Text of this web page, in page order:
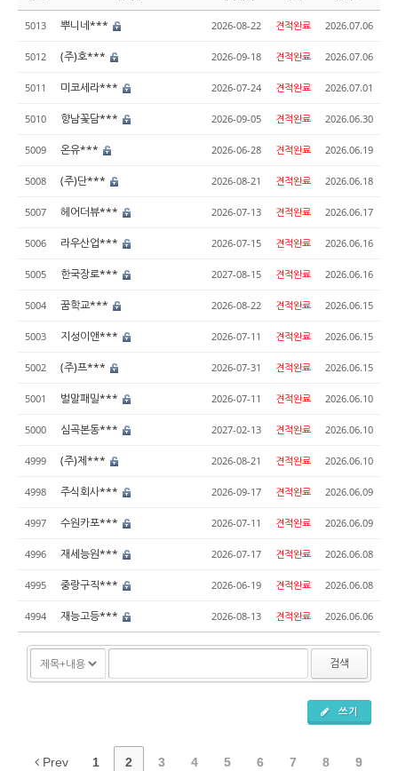
5013 뿌니네*** 2026-08-22 견적완료 2026.07.06
5012 (주)호*** 2026-09-18 견적완료 2026.07.06
5011 미코세라*** 2026-07-24 견적완료 2026.07.01
5010 향남꽃담*** 2026-09-05 견적완료 2026.06.30
5009 온유*** 2026-06-28 견적완료 2026.06.19
5008 (주)단*** 2026-08-21 견적완료 2026.06.18
5007 헤어더뷰*** 2026-07-13 견적완료 2026.06.17
5006 라우산업*** 2026-07-15 견적완료 2026.06.16
5005 한국장로*** 2027-08-15 견적완료 2026.06.16
5004 꿈학교*** 2026-08-22 견적완료 2026.06.15
5003 지성이앤*** 2026-07-11 견적완료 2026.06.15
5002 (주)프*** 2026-07-31 견적완료 2026.06.15
5001 벌말패밀*** 2026-07-11 견적완료 2026.06.10
5000 심곡본동*** 2027-02-13 견적완료 2026.06.10
4999 (주)제*** 2026-08-21 견적완료 2026.06.10
4998 주식회사*** 2026-09-17 견적완료 2026.06.09
4997 수원카포*** 2026-07-11 견적완료 2026.06.09
4996 재세능원*** 2026-07-17 견적완료 2026.06.08
4995 중랑구직*** 2026-06-19 견적완료 2026.06.08
4994 재능고등*** 2026-08-13 견적완료 2026.06.06
검색
쓰기
Prev 1 2 3 4 5 6 7 8 9